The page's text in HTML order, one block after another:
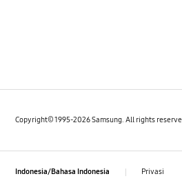
Copyright© 1995-2026 Samsung. All rights
Indonesia/Bahasa Indonesia Privasi